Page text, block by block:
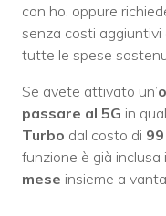
con ho. oppure
senza costi aggiuntivi
tutte le spese
Se avete attivato un’
passare al 5G in
Turbo dal costo di
funzione è già inclusa
mese insieme a